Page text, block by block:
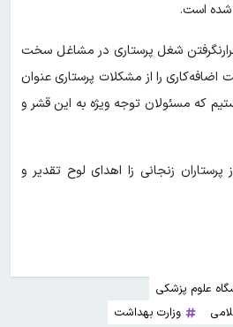
شده است.
شغل پرستاری در مشاغل سخت
اضافه‌کاری را از مشکلات پرستاری عنوان
که مسئولان توجه ویژه به این قشر و
پرستاران زنجانی زا اهدای لوح تقدیر و
علوم پزشکی
وزارت بهداشت